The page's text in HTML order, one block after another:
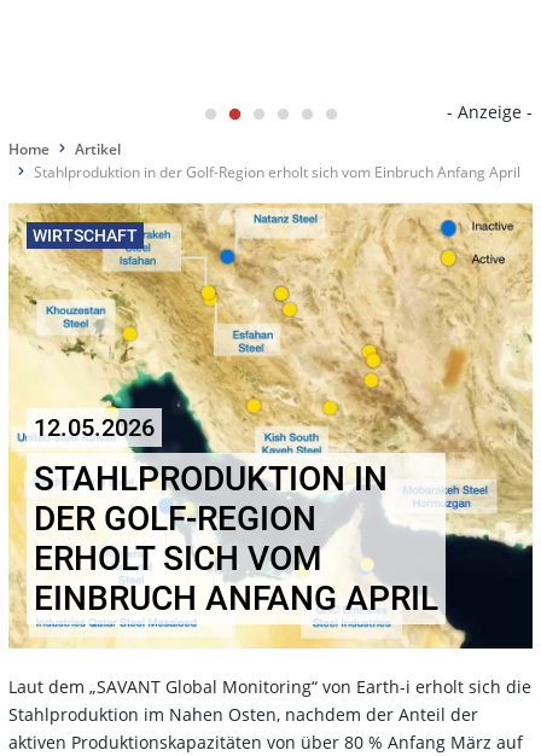
- Anzeige -
Home
Artikel
Stahlproduktion in der Golf-Region erholt sich vom Einbruch Anfang April
WIRTSCHAFT
12.05.2026
STAHLPRODUKTION IN
DER GOLF-REGION
ERHOLT SICH VOM
EINBRUCH ANFANG APRIL
Laut dem „SAVANT Global Monitoring“ von Earth-i erholt sich die
Stahlproduktion im Nahen Osten, nachdem der Anteil der
aktiven Produktionskapazitäten von über 80 % Anfang März auf